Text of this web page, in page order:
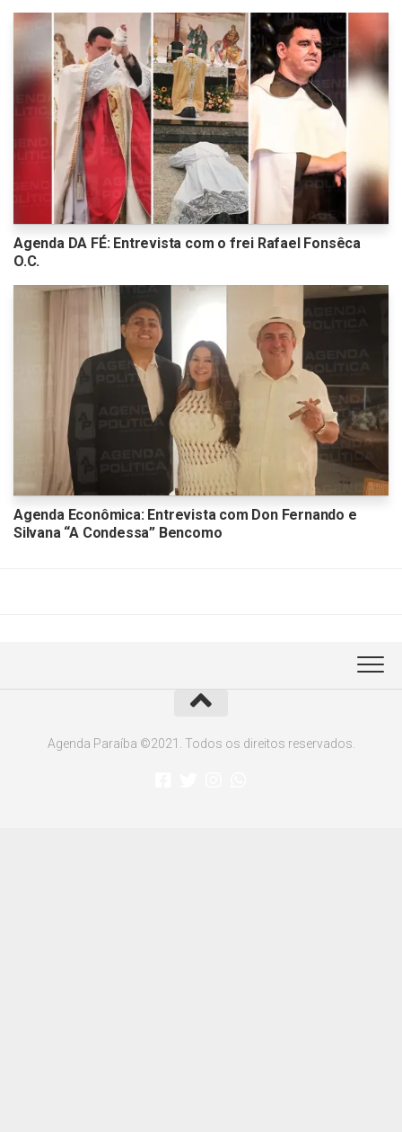
Agenda DA FÉ: Entrevista com o frei Rafael Fonsêca
O.C.
Agenda Econômica: Entrevista com Don Fernando e
Silvana “A Condessa” Bencomo
Agenda Paraíba ©2021. Todos os direitos reservados.